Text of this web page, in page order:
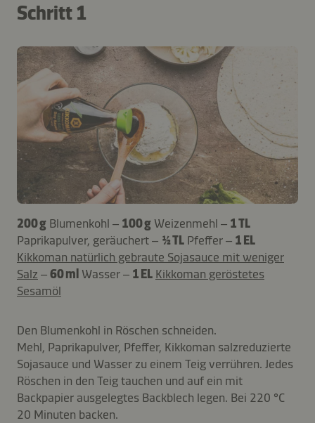
Schritt 1
200 g Blumenkohl – 100 g Weizenmehl – 1 TL
Paprikapulver, geräuchert – ½ TL Pfeffer – 1 EL
Kikkoman natürlich gebraute Sojasauce mit weniger
Salz –60 ml Wasser – 1 EL Kikkoman geröstetes
Sesamöl
Den Blumenkohl in Röschen schneiden.
Mehl, Paprikapulver, Pfeffer, Kikkoman salzreduzierte
Sojasauce und Wasser zu einem Teig verrühren. Jedes
Röschen in den Teig tauchen und auf ein mit
Backpapier ausgelegtes Backblech legen. Bei 220 °C
20 Minuten backen.